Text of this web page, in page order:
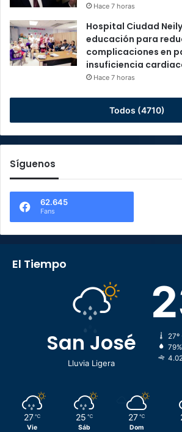
Hace 7 horas
Hospital Ciudad
educación para
complicaciones en
insuficiencia
Hace 7 horas
Todos (4710)
Síguenos
62.645
Fans
El Tiempo
San José
Lluvia Ligera
27º
79%
27 ℃
Vie
25 ℃
Sáb
27 ℃
Dom